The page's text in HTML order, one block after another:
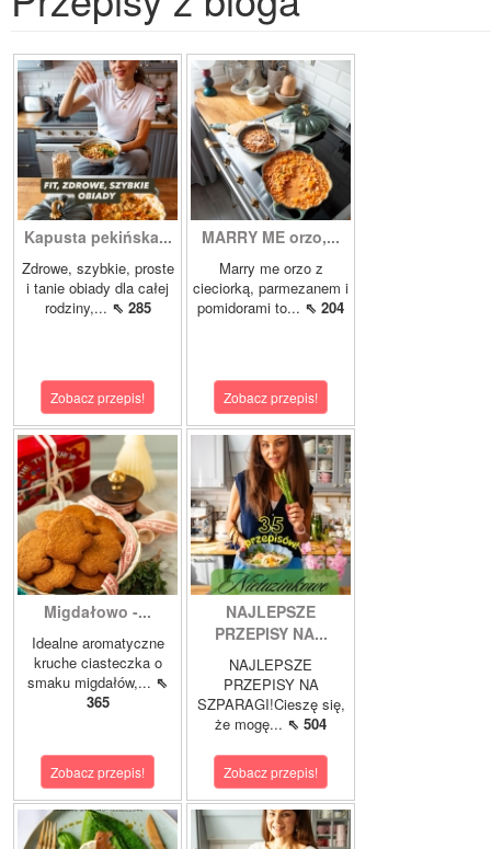
Kapusta pekińska...
Zdrowe, szybkie, proste
i tanie obiady dla całej
rodziny,... ⇖ 285
Zobacz przepis!
MARRY ME orzo,...
Marry me orzo z
cieciorką, parmezanem i
pomidorami to... ⇖ 204
Zobacz przepis!
Migdałowo -...
Idealne aromatyczne
kruche ciasteczka o
smaku migdałów,... ⇖
365
Zobacz przepis!
NAJLEPSZE
PRZEPISY NA...
NAJLEPSZE
PRZEPISY NA
SZPARAGI!Cieszę się,
że mogę... ⇖ 504
Zobacz przepis!